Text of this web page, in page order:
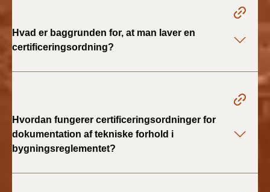
BR18 (1/1 - 30/6
2022)
BR18 (1/1-29/6
2021)
2020)
Hvad er baggrunden for, at man laver en
certificeringsordning?
Hvordan fungerer certificeringsordninger for
dokumentation af tekniske forhold i
bygningsreglementet?